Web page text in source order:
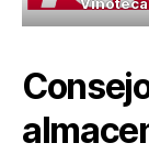
Vinoteca